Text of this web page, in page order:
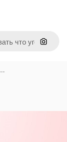
Поиск